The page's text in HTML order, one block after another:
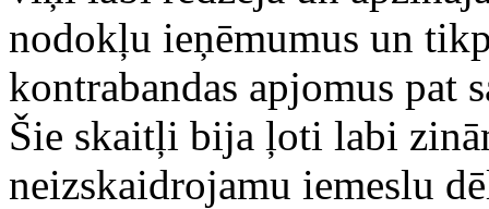
nodokļu ieņēmumus un
kontrabandas apjomus pat
Šie skaitļi bija ļoti labi
neizskaidrojamu iemeslu